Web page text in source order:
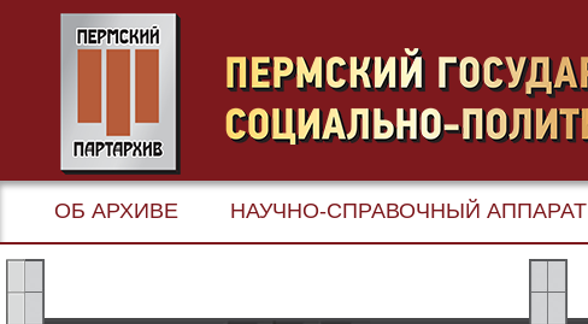
ОБ АРХИВЕ НАУЧНО-СПРАВОЧНЫЙ АППАРАТ